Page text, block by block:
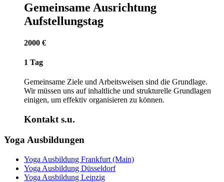
Gemeinsame Ausrichtung
Aufstellungstag
2000 €
1 Tag
Gemeinsame Ziele und Arbeitsweisen sind die Grundlage.
Wir müssen uns auf inhaltliche und strukturelle Grundlagen
einigen, um effektiv organisieren zu können.
Kontakt s.u.
Yoga Ausbildungen
Yoga Ausbildung Frankfurt (Main)
Yoga Ausbildung Düsseldorf
Yoga Ausbildung Leipzig